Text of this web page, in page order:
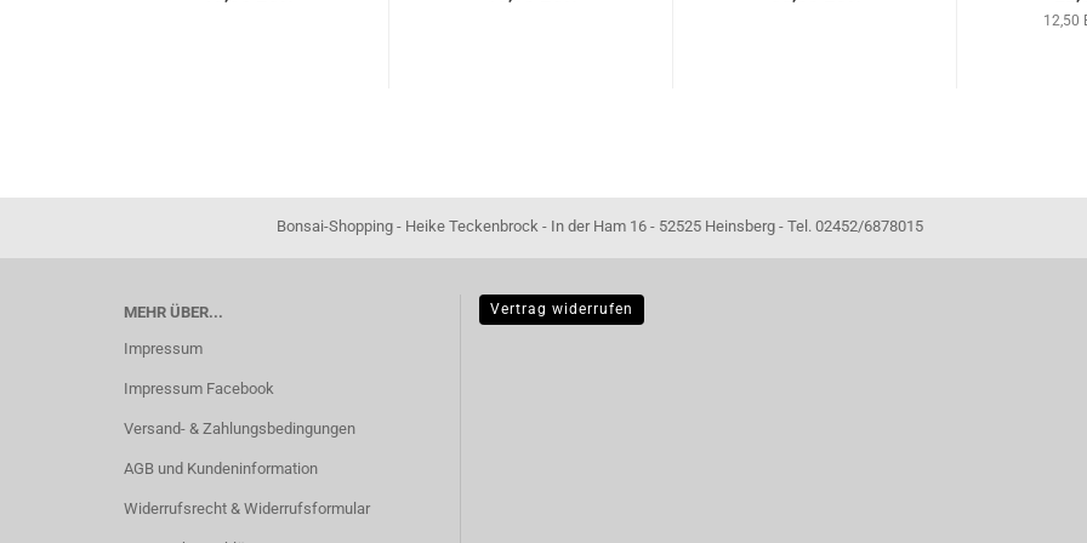
12,50
Bonsai-Shopping - Heike Teckenbrock - In der Ham 16 - 52525 Heinsberg - Tel. 02452/6878015
MEHR ÜBER...
Impressum
Impressum Facebook
Versand- & Zahlungsbedingungen
AGB und Kundeninformation
Widerrufsrecht & Widerrufsformular
Vertrag widerrufen